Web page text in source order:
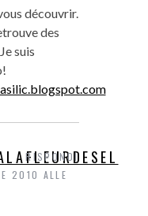
découvrir.
des
suis
2010 ALLE
RISPONDI